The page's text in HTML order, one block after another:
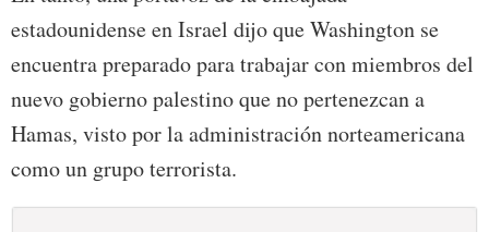
estadounidense en Israel dijo que Washington se
encuentra preparado para trabajar con miembros del
nuevo gobierno palestino que no pertenezcan a
Hamas, visto por la administración norteamericana
como un grupo terrorista.